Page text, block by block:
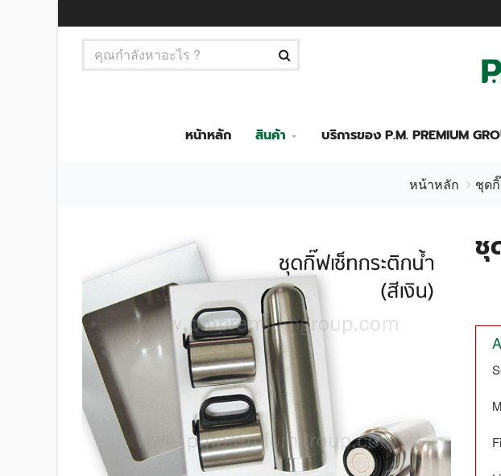
หน้าหลัก สินค้า บริการของ P.M. PREMIUM
หน้าหลัก ชุด
ชุ